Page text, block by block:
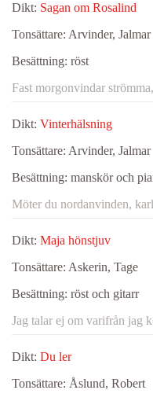
Dikt: Sagan om Rosalind
Tonsättare: Arvinder, Jalmar
Besättning: röst
Fast morgonvindar
Dikt: Vinterhälsning
Tonsättare: Arvinder, Jalmar
Besättning: manskör och
Möter du nordanvinden, karl
Dikt: Maja hönstjuv
Tonsättare: Askerin, Tage
Besättning: röst och gitarr
Jag talar ej om varifrån jag
Dikt: Du ler
Tonsättare: Åslund, Robert